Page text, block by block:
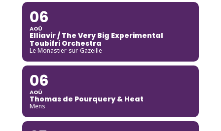
06
AOÛ
Elliavir / The Very Big Experimental
Toubifri Orchestra
Le Monastier-sur-Gazeille
06
AOÛ
Thomas de Pourquery & Heat
Mens